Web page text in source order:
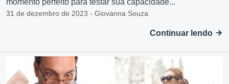
momento perfeito para testar sua capacidade...
31 de dezembro de 2023 - Giovanna Souza
Continuar lendo